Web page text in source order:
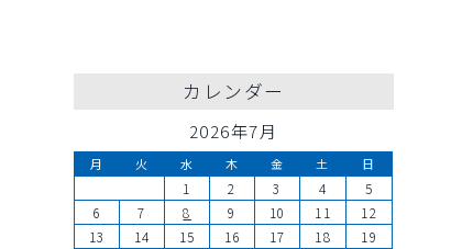
カレンダー
2026年7月
月 火 水 木 金 土 日
1 2 3 4
5
6
7 8 9 10 11
12
13
14 15 16 17 18
19